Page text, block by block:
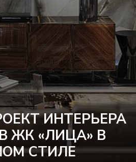
ИНТЕРЬЕРА
ЖК «ЛИЦА» В
СТИЛЕ